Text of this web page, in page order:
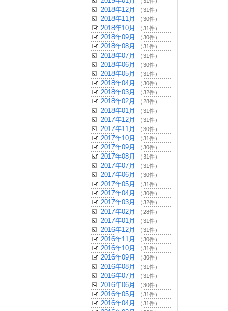
2018年12月 （31件）
2018年11月 （30件）
2018年10月 （31件）
2018年09月 （30件）
2018年08月 （31件）
2018年07月 （31件）
2018年06月 （30件）
2018年05月 （31件）
2018年04月 （30件）
2018年03月 （32件）
2018年02月 （28件）
2018年01月 （31件）
2017年12月 （31件）
2017年11月 （30件）
2017年10月 （31件）
2017年09月 （30件）
2017年08月 （31件）
2017年07月 （31件）
2017年06月 （30件）
2017年05月 （31件）
2017年04月 （30件）
2017年03月 （32件）
2017年02月 （28件）
2017年01月 （31件）
2016年12月 （31件）
2016年11月 （30件）
2016年10月 （31件）
2016年09月 （30件）
2016年08月 （31件）
2016年07月 （31件）
2016年06月 （30件）
2016年05月 （31件）
2016年04月 （31件）